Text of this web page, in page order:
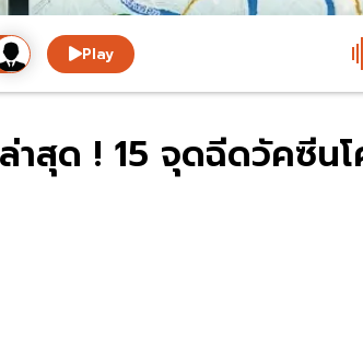
Play
าสุด ! 15 จุดฉีดวัคซีน